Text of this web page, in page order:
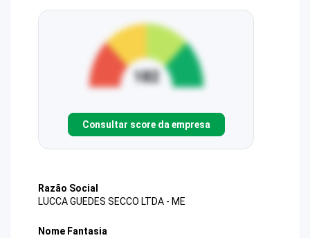
Consultar score da empresa
Razão Social
LUCCA GUEDES SECCO LTDA - ME
Nome Fantasia